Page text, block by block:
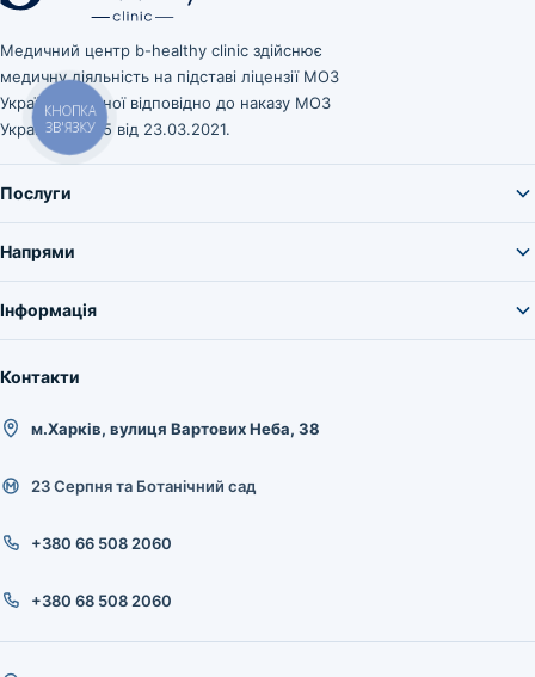
Медичний центр b-healthy clinic здійснює
медичну діяльність на підставі ліцензії МОЗ
України, виданої відповідно до наказу МОЗ
України № 545 від 23.03.2021.
Послуги
Напрями
Інформація
Контакти
м.Харків, вулиця Вартових Неба, 38
23 Серпня та Ботанічний сад
+380 66 508 2060
+380 68 508 2060
КНОПКА
ЗВ'ЯЗКУ